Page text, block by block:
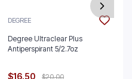
DEGREE
Degree Ultraclear Plus
Antiperspirant 5/2.7oz
$16.50 $20.00